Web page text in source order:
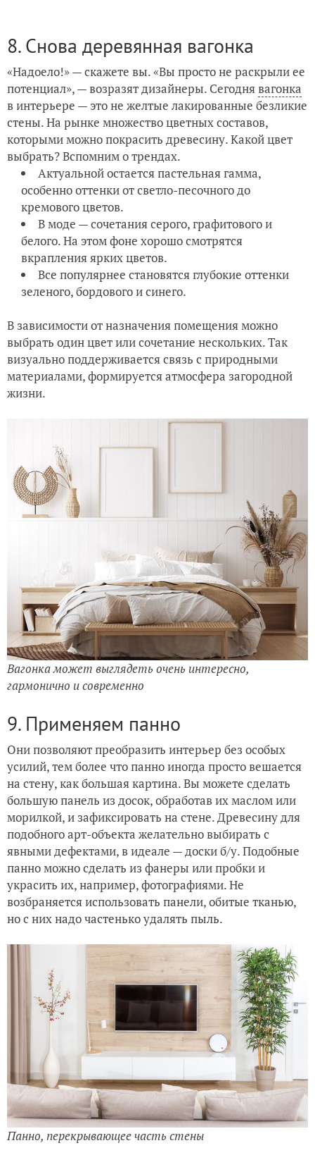
8. Снова деревянная вагонка
«Надоело!» — скажете вы. «Вы просто не раскрыли ее
потенциал», — возразят дизайнеры. Сегоднявагонка
в интерьере — это не желтые лакированные безликие
стены. На рынке множество цветных составов,
которыми можно покрасить древесину. Какой цвет
выбрать? Вспомним о трендах.
Актуальной остается пастельная гамма,
особенно оттенки от светло-песочного до
кремового цветов.
В моде — сочетания серого, графитового и
белого. На этом фоне хорошо смотрятся
вкрапления ярких цветов.
Все популярнее становятся глубокие оттенки
зеленого, бордового и синего.
В зависимости от назначения помещения можно
выбрать один цвет или сочетание нескольких. Так
визуально поддерживается связь с природными
материалами, формируется атмосфера загородной
жизни.
Вагонка может выглядеть очень интересно,
гармонично и современно
9. Применяем панно
Они позволяют преобразить интерьер без особых
усилий, тем более что панно иногда просто вешается
на стену, как большая картина. Вы можете сделать
большую панель из досок, обработав их маслом или
морилкой, и зафиксировать на стене. Древесину для
подобного арт-объекта желательно выбирать с
явными дефектами, в идеале — доски б/у. Подобные
панно можно сделать из фанеры или пробки и
украсить их, например, фотографиями. Не
возбраняется использовать панели, обитые тканью,
но с них надо частенько удалять пыль.
Панно, перекрывающее часть стены